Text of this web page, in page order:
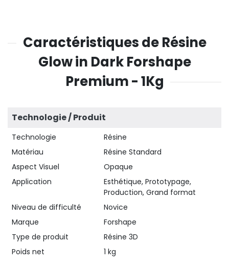
Caractéristiques de Résine
Glow in Dark Forshape
Premium - 1Kg
Technologie / Produit
Technologie
Résine
Matériau
Résine Standard
Aspect Visuel
Opaque
Application
Esthétique, Prototypage,
Production, Grand format
Niveau de difficulté
Novice
Marque
Forshape
Type de produit
Résine 3D
Poids net
1 kg